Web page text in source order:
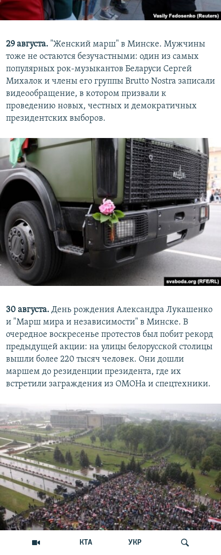
КТА УКР
29 августа. "Женский марш" в Минске. Мужчины
тоже не остаются безучастными: один из самых
популярных рок-музыкантов Беларуси Сергей
Михалок и члены его группы Brutto Nostra записали
видеообращение, в котором призвали к
проведению новых, честных и демократичных
президентских выборов.
30 августа. День рождения Александра Лукашенко
и "Марш мира и независимости" в Минске. В
очередное воскресенье протестов был побит рекорд
предыдущей акции: на улицы белорусской столицы
вышли более 220 тысяч человек. Они дошли
маршем до резиденции президента, где их
встретили заграждения из ОМОНа и спецтехники.